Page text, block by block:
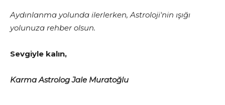
Aydınlanma yolunda ilerlerken, Astroloji'nin ışığı
yolunuza rehber olsun.
Sevgiyle kalın,
Karma Astrolog Jale Muratoğlu